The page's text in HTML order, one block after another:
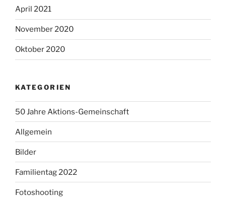
April 2021
November 2020
Oktober 2020
KATEGORIEN
50 Jahre Aktions-Gemeinschaft
Allgemein
Bilder
Familientag 2022
Fotoshooting